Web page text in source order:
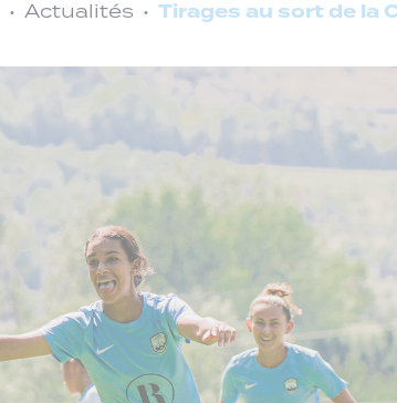
Actualités Tirages au sort de la